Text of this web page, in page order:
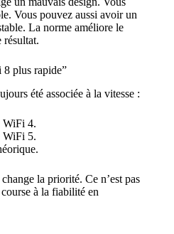
Vous pouvez aussi avoir un
La norme améliore le
résultat.
plus rapide”
été associée à la vitesse :
4.
5.
la priorité. Ce n’est pas
à la fiabilité en